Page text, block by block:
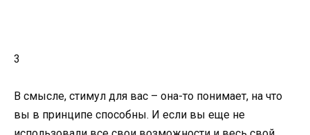
3
В смысле, стимул для вас – она-то понимает, на что
вы в принципе способны. И если вы еще не